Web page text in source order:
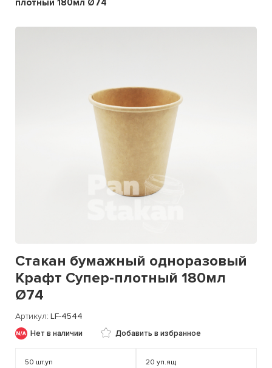
плотный 180мл Ø74
Стакан бумажный одноразовый
Крафт Супер-плотный 180мл
Ø74
Артикул LF-4544
Нет в наличии Добавить в избранное
50 шт.уп 20 уп.ящ